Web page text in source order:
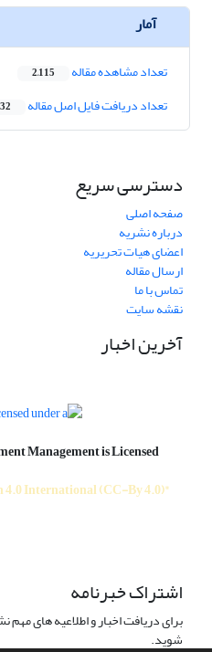
آمار
تعداد مشاهده مقاله 2,115
تعداد دریافت فایل اصل مقاله
دسترسی سریع
صفحه اصلی
درباره نشریه
اعضای هیات تحریریه
ارسال مقاله
تماس با ما
نقشه سایت
آخرین اخبار
Management is Licensed
"Creative commons Attribution 4.0 International (CC-By 4.0)"
اشتراک خبرنامه
برای دریافت اخبار و اطلاعیه های
شوید.